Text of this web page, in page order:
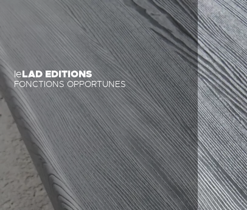
leLAD EDITIONS
FONCTIONS OPPORTUNES